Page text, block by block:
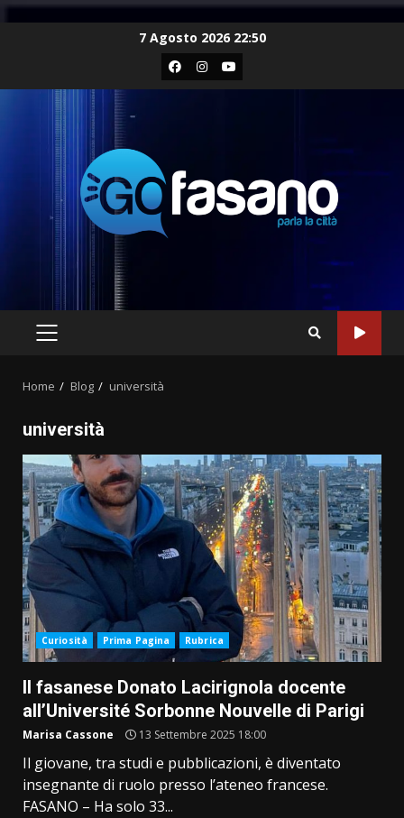
7 Agosto 2026 22:50
Facebook
Instagram
Youtube
PRIMARY
Home Blog università
università
Curiosità Prima Pagina Rubrica
Il fasanese Donato Lacirignola docente
all’Université Sorbonne Nouvelle di Parigi
Marisa Cassone 13 Settembre 2025 18:00
Il giovane, tra studi e pubblicazioni, è diventato
insegnante di ruolo presso l’ateneo francese.
FASANO – Ha solo 33...